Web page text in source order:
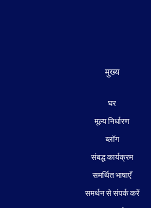
मुख्य
घर
मूल्य निर्धारण
ब्लॉग
संबद्ध कार्यक्रम
समर्थित भाषाएँ
समर्थन से संपर्क करें